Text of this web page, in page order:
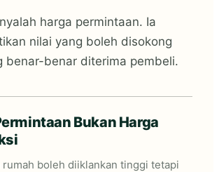
harga permintaan. Ia
nilai yang boleh disokong
benar-benar diterima pembeli.
Bukan Harga
rumah boleh diiklankan tinggi tetapi